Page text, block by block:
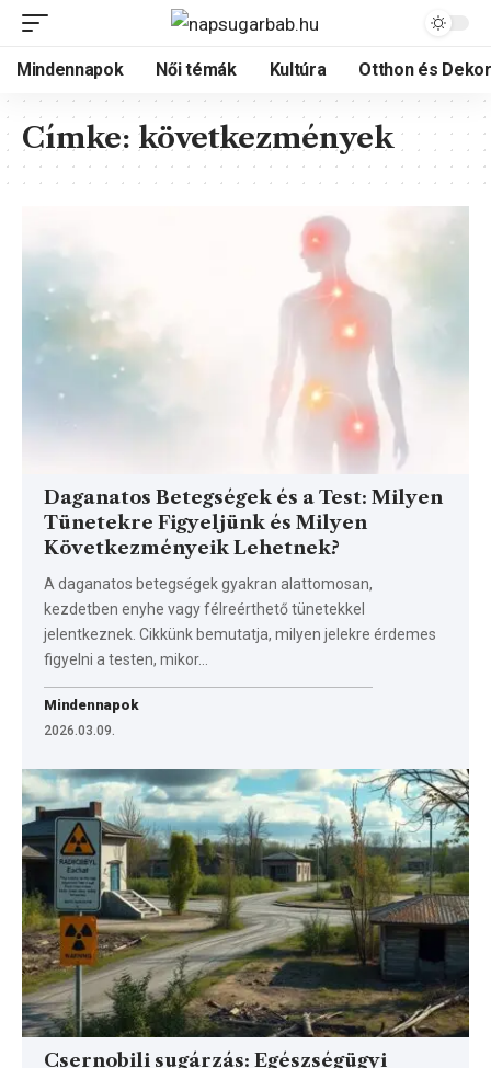
Mindennapok Női témák Kultúra Otthon és
Címke: következmények
Daganatos Betegségek és a Test: Milyen
Tünetekre Figyeljünk és Milyen
Következményeik Lehetnek?
A daganatos betegségek gyakran alattomosan,
kezdetben enyhe vagy félreérthető tünetekkel
jelentkeznek. Cikkünk bemutatja, milyen jelekre érdemes
figyelni a testen, mikor…
Mindennapok
2026.03.09.
Csernobili sugárzás: Egészségügyi